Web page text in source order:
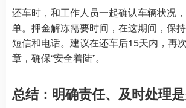
还车时，和工作人员一起确认车辆状况
单。押金解冻需要时间，在这期间，保
短信和电话。建议在还车后15天内，再
章，确保“安全着陆”。
总结：明确责任、及时处理